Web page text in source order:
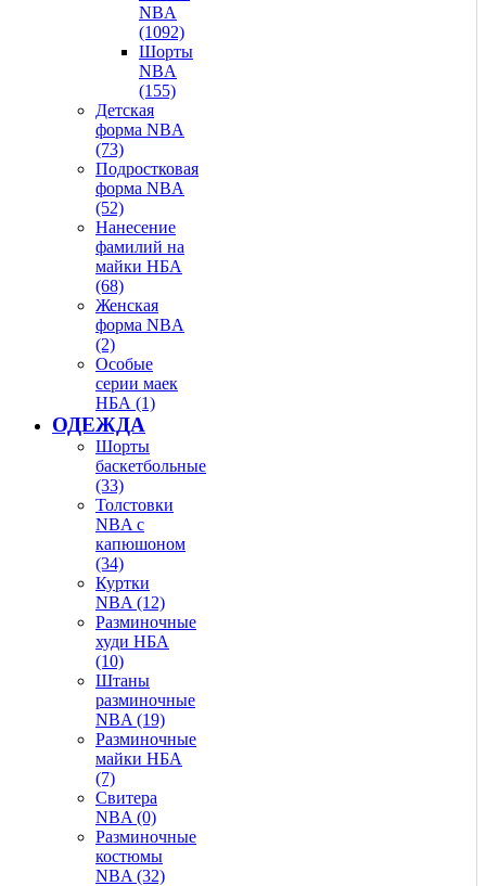
NBA
(1092)
Шорты
NBA
(155)
Детская
форма NBA
(73)
Подростковая
форма NBA
(52)
Нанесение
фамилий на
майки НБА
(68)
Женская
форма NBA
(2)
Особые
серии маек
НБА (1)
ОДЕЖДА
Шорты
баскетбольные
(33)
Толстовки
NBA с
капюшоном
(34)
Куртки
NBA (12)
Разминочные
худи НБА
(10)
Штаны
разминочные
NBA (19)
Разминочные
майки НБА
(7)
Свитера
NBA (0)
Разминочные
костюмы
NBA (32)